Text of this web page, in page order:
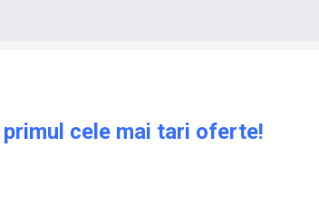
cele mai tari oferte!